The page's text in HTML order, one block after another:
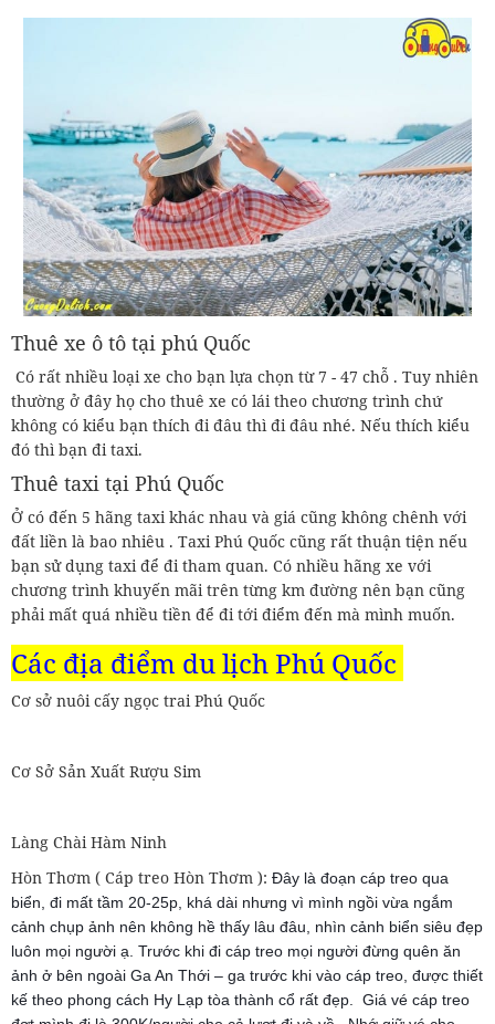
Thuê xe ô tô tại phú Quốc
Có rất nhiều loại xe cho bạn lựa chọn từ 7 - 47 chỗ . Tuy nhiên
thường ở đây họ cho thuê xe có lái theo chương trình chứ
không có kiểu bạn thích đi đâu thì đi đâu nhé. Nếu thích kiểu
đó thì bạn đi taxi.
Thuê taxi tại Phú Quốc
Ở có đến 5 hãng taxi khác nhau và giá cũng không chênh với
đất liền là bao nhiêu . Taxi Phú Quốc cũng rất thuận tiện nếu
bạn sử dụng taxi để đi tham quan. Có nhiều hãng xe với
chương trình khuyến mãi trên từng km đường nên bạn cũng
phải mất quá nhiều tiền để đi tới điểm đến mà mình muốn.
Các địa điểm du lịch Phú Quốc
Cơ sở nuôi cấy ngọc trai Phú Quốc
Cơ Sở Sản Xuất Rượu Sim
Làng Chài Hàm Ninh
Hòn Thơm ( Cáp treo Hòn Thơm ): Đây là đoạn cáp treo qua
biển, đi mất tầm 20-25p, khá dài nhưng vì mình ngồi vừa ngắm
cảnh chụp ảnh nên không hề thấy lâu đâu, nhìn cảnh biển siêu đẹp
luôn mọi người ạ. Trước khi đi cáp treo mọi người đừng quên ăn
ảnh ở bên ngoài Ga An Thới – ga trước khi vào cáp treo, được thiết
kế theo phong cách Hy Lạp tòa thành cổ rất đẹp. Giá vé cáp treo